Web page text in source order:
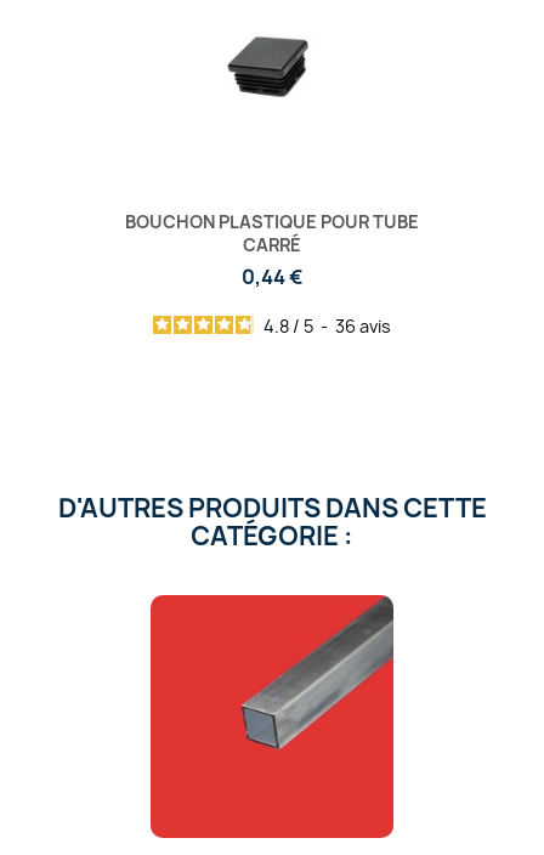
BOUCHON PLASTIQUE POUR TUBE
CARRÉ
0,44 €
4.8 / 5 - 36 avis
D'AUTRES PRODUITS DANS CETTE
CATÉGORIE :